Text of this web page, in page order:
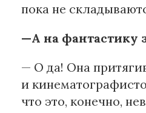
пока не
—А на фантастику
— О да! Она
и
что это, конечно,